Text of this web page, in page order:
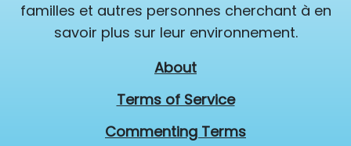
familles et autres personnes cherchant à en
savoir plus sur leur environnement.
About
Terms of Service
Commenting Terms